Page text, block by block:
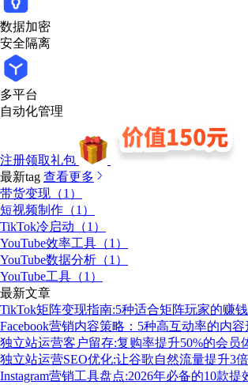
数据加密
安全隔离
多平台
自动化管理
注册领取礼包
最新tag 查看更多
带货变现（1）
短视频制作（1）
TikTok冷启动（1）
YouTube效率工具（1）
YouTube数据分析（1）
YouTube工具（1）
最新文章
TikTok矩阵变现指南:5种适合矩阵玩家的赚
Facebook营销内容策略：5种高互动率的内
独立站运营客户留存:复购率提升50%的会员
独立站运营SEO优化:让谷歌自然流量提升3
Instagram营销工具盘点:2026年必备的10款提